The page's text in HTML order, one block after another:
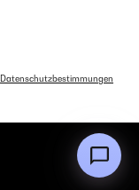
Datenschutzbestimmungen